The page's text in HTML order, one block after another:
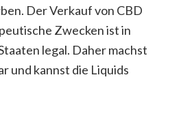
Der Verkauf von CBD
Zwecken ist in
legal. Daher machst
und kannst die Liquids